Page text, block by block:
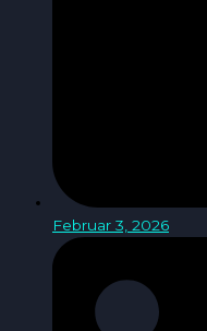
Februar 3, 2026